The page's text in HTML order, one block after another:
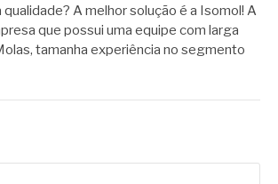
qualidade? A melhor solução é a Isomol! A
que possui uma equipe com larga
tamanha experiência no segmento